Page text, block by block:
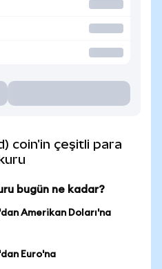
coin'in çeşitli para
bugün ne kadar?
Amerikan Doları'na
Euro'na